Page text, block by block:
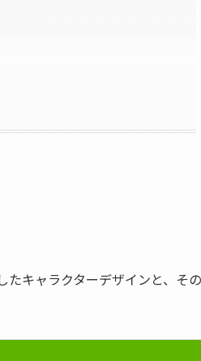
たキャラクターデザインと、そ